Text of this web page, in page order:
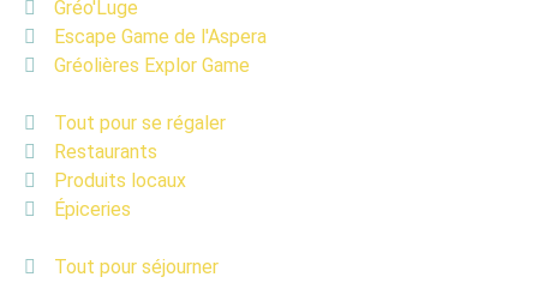
Gréo'Luge
Escape Game de l'Aspera
Gréolières Explor Game
Tout pour se régaler
Restaurants
Produits locaux
Épiceries
Tout pour séjourner